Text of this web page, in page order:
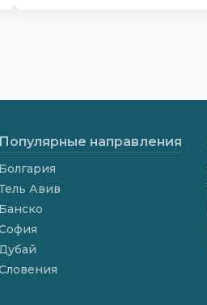
Популярные направления
Болгария
Авив
Банско